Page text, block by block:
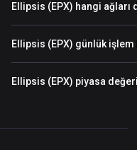
Ellipsis (EPX) hangi ağları
Ellipsis (EPX) günlük
Ellipsis (EPX) piyasa